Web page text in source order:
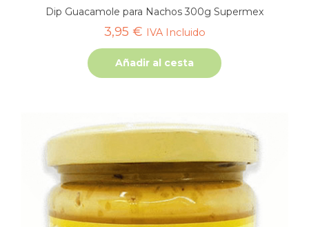
Dip Guacamole para Nachos 300g Supermex
3,95 € IVA Incluido
Añadir al cesta